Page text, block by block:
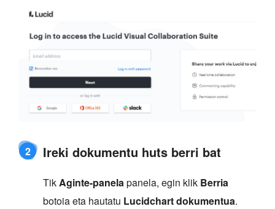
2 Ireki dokumentu huts berri bat
TikAginte-panelapanela, egin klik Berria
botoia eta hautatu Lucidchart dokumentua.